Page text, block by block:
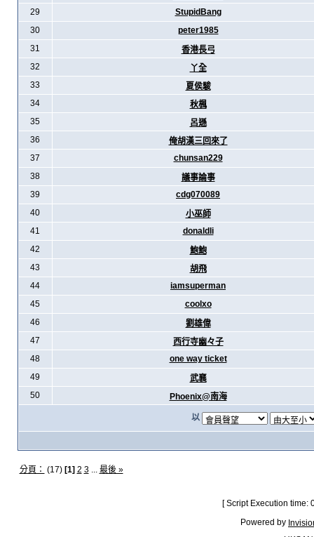
29
StupidBang
30
peter1985
31
香港長弓
32
丫全
33
夏侯駿
34
秋楓
35
呂遜
36
俺胡漢三回來了
37
chunsan229
38
議事論事
39
cdg070089
40
小巫師
41
donaldli
42
鮑鮑
43
胡飛
44
iamsuperman
45
coolxo
46
劉雄偉
47
西行寺幽々子
48
one way ticket
49
武襄
50
Phoenix@南海
以
分頁： (17) [1] 2 3... 最後 »
[ Script Execution
Powered by